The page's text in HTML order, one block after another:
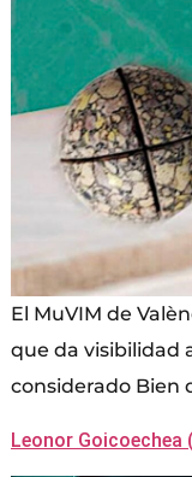
El MuVIM de
que da visibilidad
considerado Bien
Leonor Goicoechea